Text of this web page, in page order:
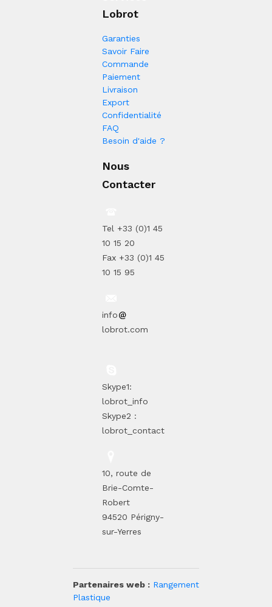
Lobrot
Garanties
Savoir Faire
Commande
Paiement
Livraison
Export
Confidentialité
FAQ
Besoin d'aide ?
Nous
Contacter
Tel +33 (0)1 45
10 15 20
Fax +33 (0)1 45
10 15 95
info
lobrot.com
Skype1:
lobrot_info
Skype2 :
lobrot_contact
10, route de
Brie-Comte-
Robert
94520 Périgny-
sur-Yerres
Partenaires web : Rangement
Plastique